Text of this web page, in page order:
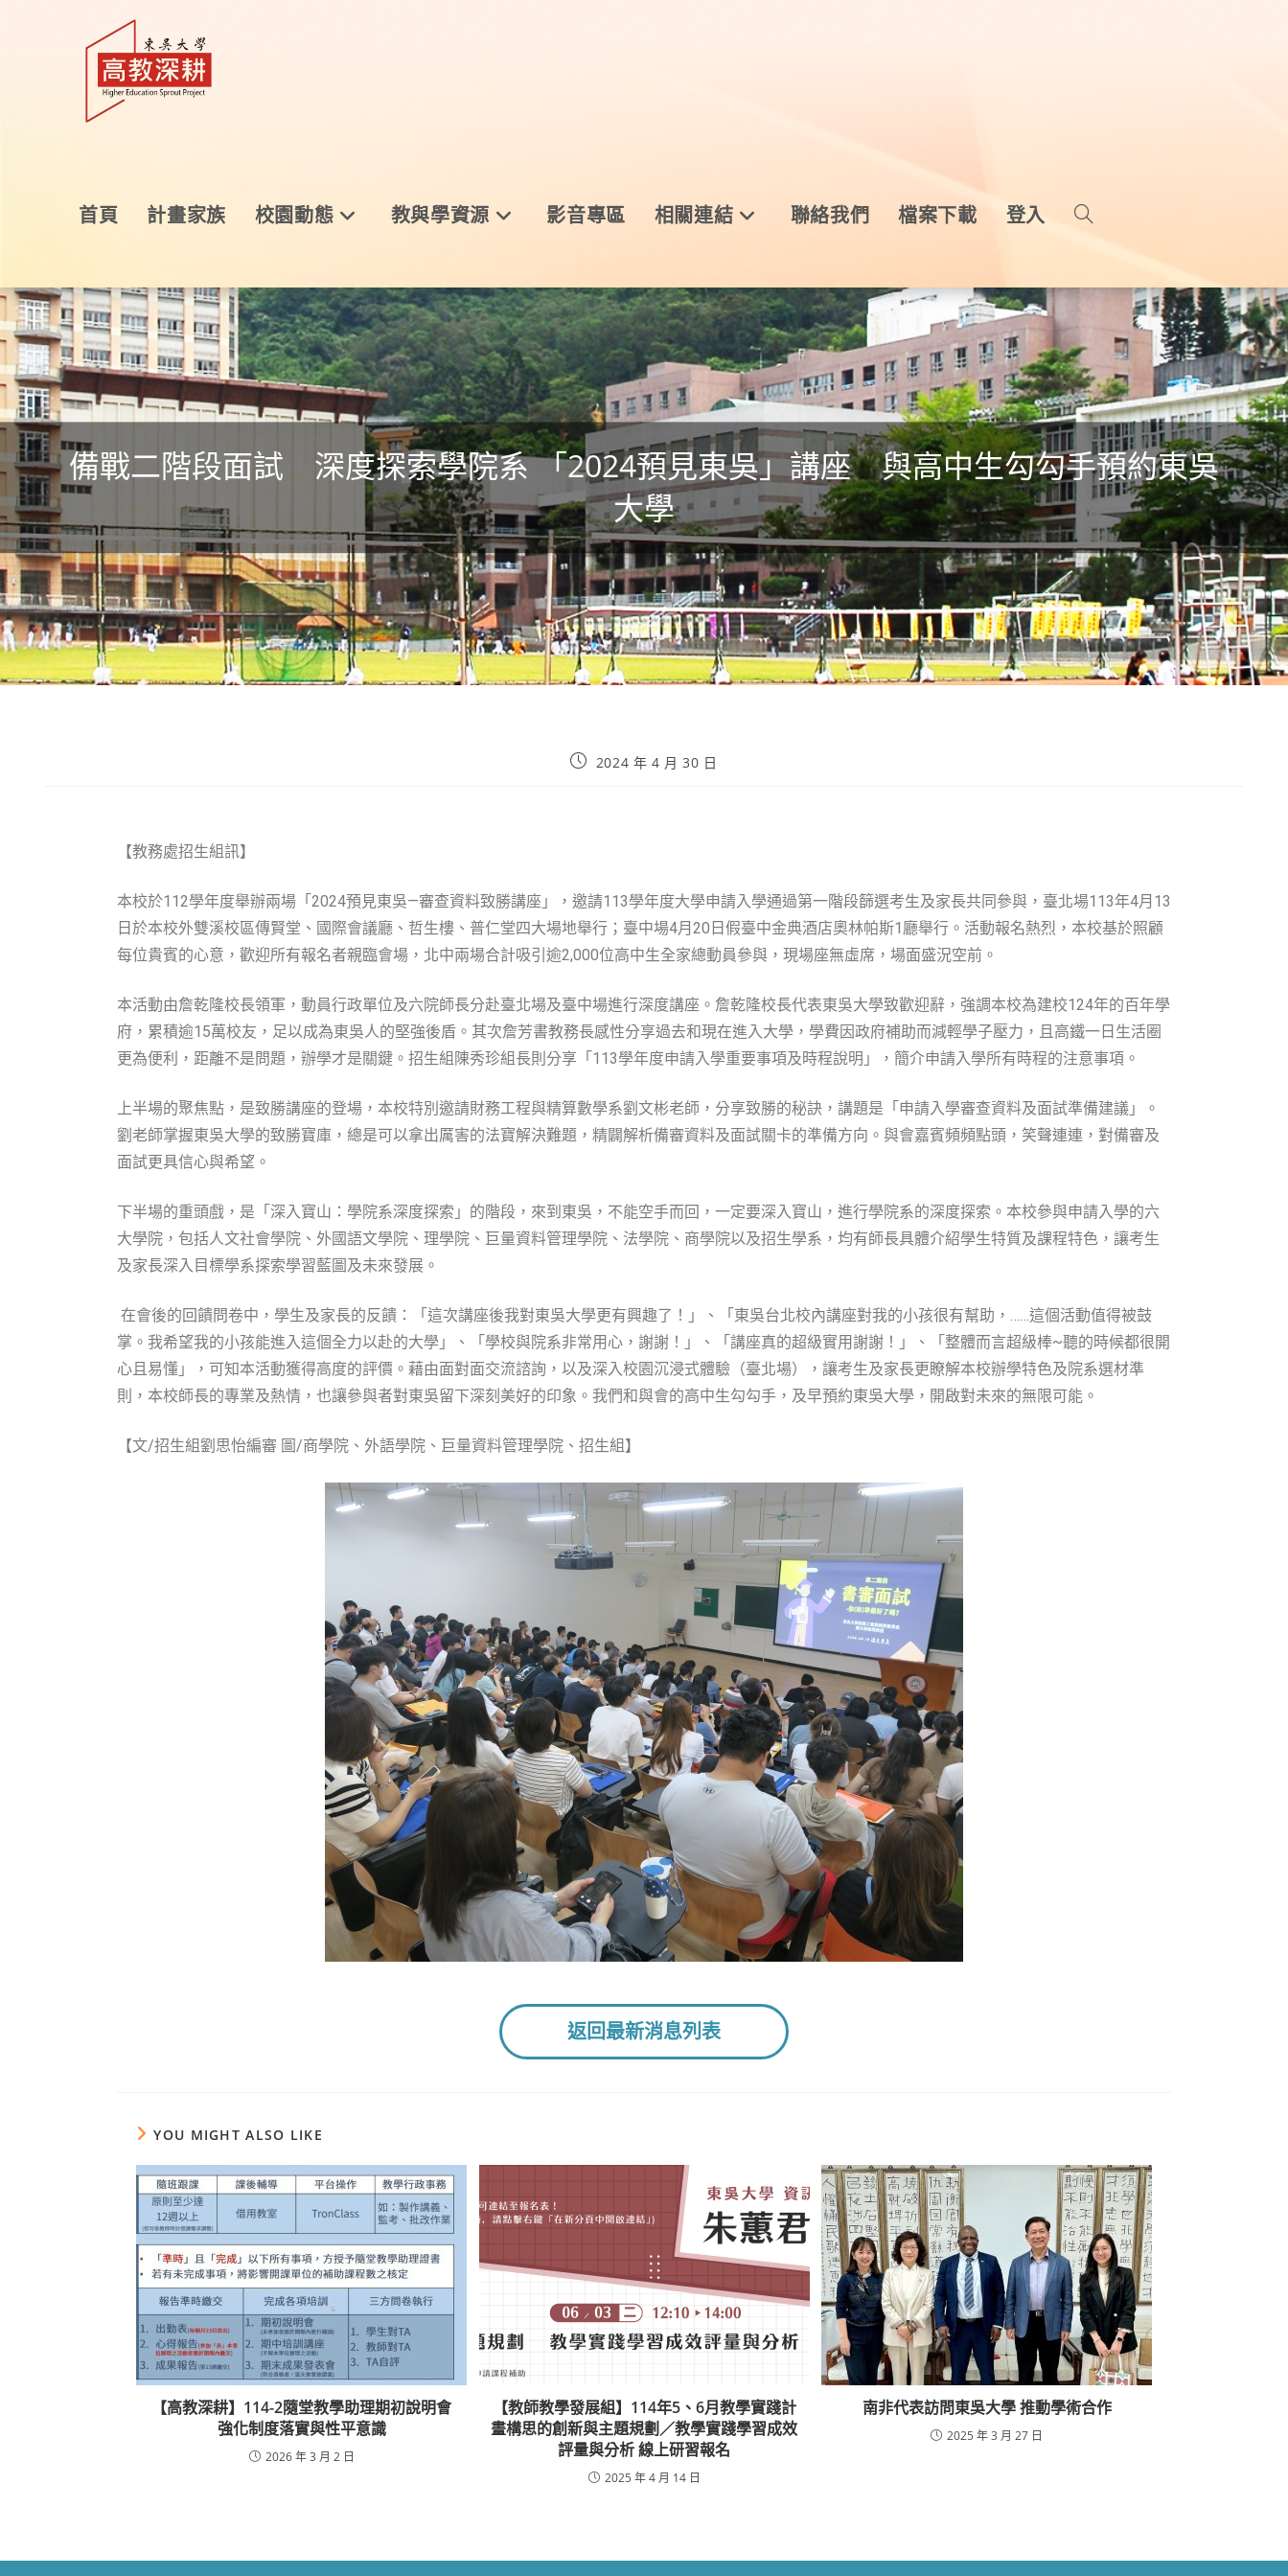
首頁 計畫家族 校園動態 教與學資源 影音專區 相關連結 聯絡我們 檔案下載 登入
備戰二階段面試 深度探索學院系 「2024預見東吳」講座 與高中生勾勾手預約東吳
大學
2024 年 4 月 30 日
【教務處招生組訊】
本校於112學年度舉辦兩場「2024預見東吳—審查資料致勝講座」，邀請113學年度大學申請入學通過第一階段篩選考生及家長共同參與，臺北場113年4月13
日於本校外雙溪校區傳賢堂、國際會議廳、哲生樓、普仁堂四大場地舉行；臺中場4月20日假臺中金典酒店奧林帕斯1廳舉行。活動報名熱烈，本校基於照顧
每位貴賓的心意，歡迎所有報名者親臨會場，北中兩場合計吸引逾2,000位高中生全家總動員參與，現場座無虛席，場面盛況空前。
本活動由詹乾隆校長領軍，動員行政單位及六院師長分赴臺北場及臺中場進行深度講座。詹乾隆校長代表東吳大學致歡迎辭，強調本校為建校124年的百年學
府，累積逾15萬校友，足以成為東吳人的堅強後盾。其次詹芳書教務長感性分享過去和現在進入大學，學費因政府補助而減輕學子壓力，且高鐵一日生活圈
更為便利，距離不是問題，辦學才是關鍵。招生組陳秀珍組長則分享「113學年度申請入學重要事項及時程說明」，簡介申請入學所有時程的注意事項。
上半場的聚焦點，是致勝講座的登場，本校特別邀請財務工程與精算數學系劉文彬老師，分享致勝的秘訣，講題是「申請入學審查資料及面試準備建議」。
劉老師掌握東吳大學的致勝寶庫，總是可以拿出厲害的法寶解決難題，精闢解析備審資料及面試關卡的準備方向。與會嘉賓頻頻點頭，笑聲連連，對備審及
面試更具信心與希望。
下半場的重頭戲，是「深入寶山：學院系深度探索」的階段，來到東吳，不能空手而回，一定要深入寶山，進行學院系的深度探索。本校參與申請入學的六
大學院，包括人文社會學院、外國語文學院、理學院、巨量資料管理學院、法學院、商學院以及招生學系，均有師長具體介紹學生特質及課程特色，讓考生
及家長深入目標學系探索學習藍圖及未來發展。
在會後的回饋問卷中，學生及家長的反饋：「這次講座後我對東吳大學更有興趣了！」、「東吳台北校內講座對我的小孩很有幫助，……這個活動值得被鼓
掌。我希望我的小孩能進入這個全力以赴的大學」、「學校與院系非常用心，謝謝！」、「講座真的超級實用謝謝！」、「整體而言超級棒~聽的時候都很開
心且易懂」，可知本活動獲得高度的評價。藉由面對面交流諮詢，以及深入校園沉浸式體驗（臺北場），讓考生及家長更瞭解本校辦學特色及院系選材準
則，本校師長的專業及熱情，也讓參與者對東吳留下深刻美好的印象。我們和與會的高中生勾勾手，及早預約東吳大學，開啟對未來的無限可能。
【文/招生組劉思怡編審 圖/商學院、外語學院、巨量資料管理學院、招生組】
返回最新消息列表
YOU MIGHT ALSO LIKE
【高教深耕】114-2隨堂教學助理期初說明會
強化制度落實與性平意識
2026 年 3 月 2 日
【教師教學發展組】114年5、6月教學實踐計
畫構思的創新與主題規劃／教學實踐學習成效
評量與分析 線上研習報名
2025 年 4 月 14 日
南非代表訪問東吳大學 推動學術合作
2025 年 3 月 27 日